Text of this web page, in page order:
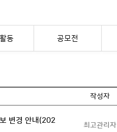
동 공모전
작성자
변경 안내(202
최고관리자